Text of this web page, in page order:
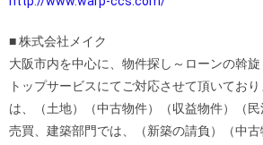
■ 株式会社メイク
大阪市内を中心に、物件探し～ローンの斡
トップサービスにてご対応させて頂いてお
は、（土地）（中古物件）（収益物件）（
売買、建築部門では、（新築の請負）（中